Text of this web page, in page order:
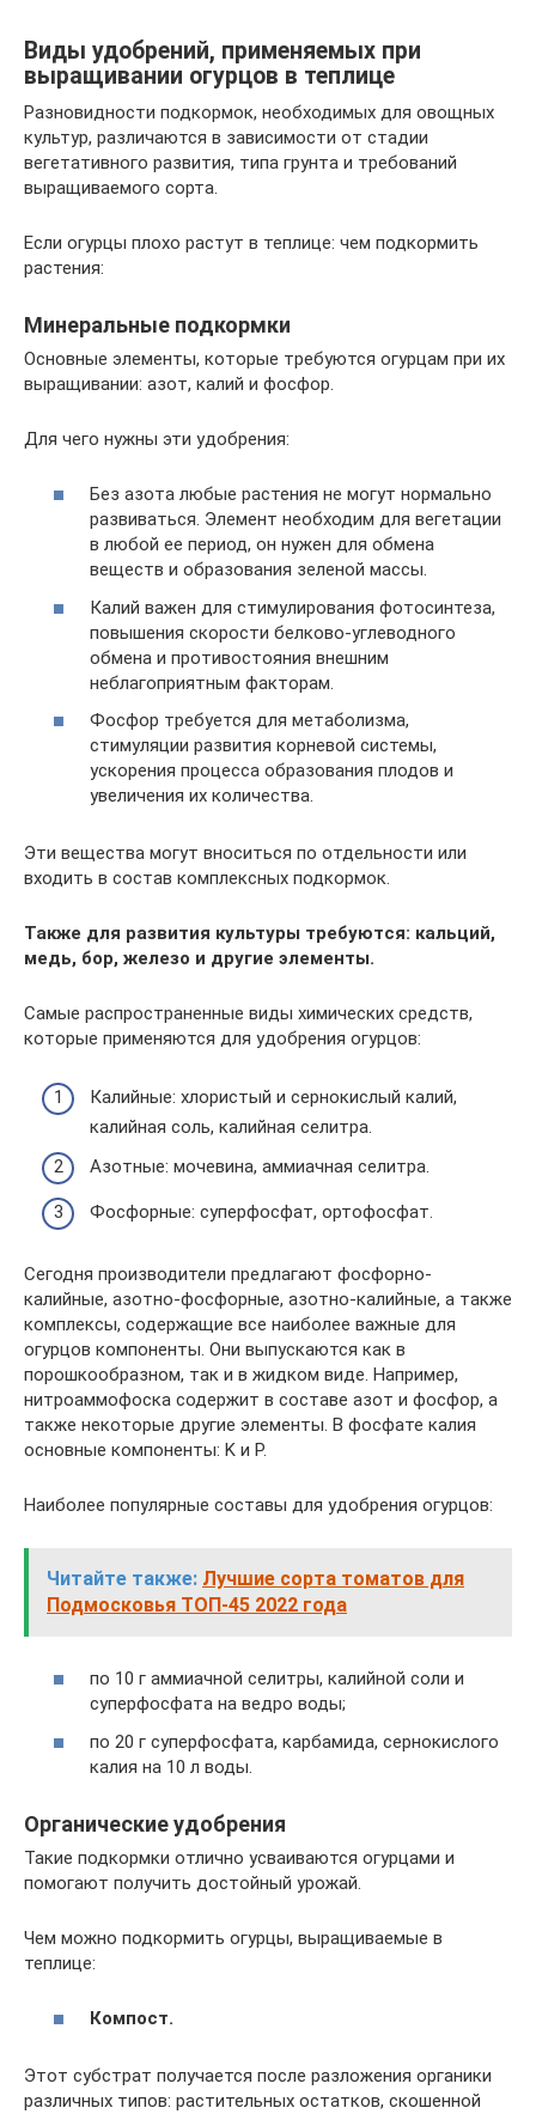
Виды удобрений, применяемых при
выращивании огурцов в теплице
Разновидности подкормок, необходимых для овощных
культур, различаются в зависимости от стадии
вегетативного развития, типа грунта и требований
выращиваемого сорта.
Если огурцы плохо растут в теплице: чем подкормить
растения:
Минеральные подкормки
Основные элементы, которые требуются огурцам при их
выращивании: азот, калий и фосфор.
Для чего нужны эти удобрения:
Без азота любые растения не могут нормально
развиваться. Элемент необходим для вегетации
в любой ее период, он нужен для обмена
веществ и образования зеленой массы.
Калий важен для стимулирования фотосинтеза,
повышения скорости белково-углеводного
обмена и противостояния внешним
неблагоприятным факторам.
Фосфор требуется для метаболизма,
стимуляции развития корневой системы,
ускорения процесса образования плодов и
увеличения их количества.
Эти вещества могут вноситься по отдельности или
входить в состав комплексных подкормок.
Также для развития культуры требуются: кальций,
медь, бор, железо и другие элементы.
Самые распространенные виды химических средств,
которые применяются для удобрения огурцов:
Калийные: хлористый и сернокислый калий,
калийная соль, калийная селитра.
Азотные: мочевина, аммиачная селитра.
Фосфорные: суперфосфат, ортофосфат.
Сегодня производители предлагают фосфорно-
калийные, азотно-фосфорные, азотно-калийные, а также
комплексы, содержащие все наиболее важные для
огурцов компоненты. Они выпускаются как в
порошкообразном, так и в жидком виде. Например,
нитроаммофоска содержит в составе азот и фосфор, а
также некоторые другие элементы. В фосфате калия
основные компоненты: K и P.
Наиболее популярные составы для удобрения огурцов:
Читайте также: Лучшие сорта томатов для
Подмосковья ТОП-45 2022 года
по 10 г аммиачной селитры, калийной соли и
суперфосфата на ведро воды;
по 20 г суперфосфата, карбамида, сернокислого
калия на 10 л воды.
Органические удобрения
Такие подкормки отлично усваиваются огурцами и
помогают получить достойный урожай.
Чем можно подкормить огурцы, выращиваемые в
теплице:
Компост.
Этот субстрат получается после разложения органики
различных типов: растительных остатков, скошенной